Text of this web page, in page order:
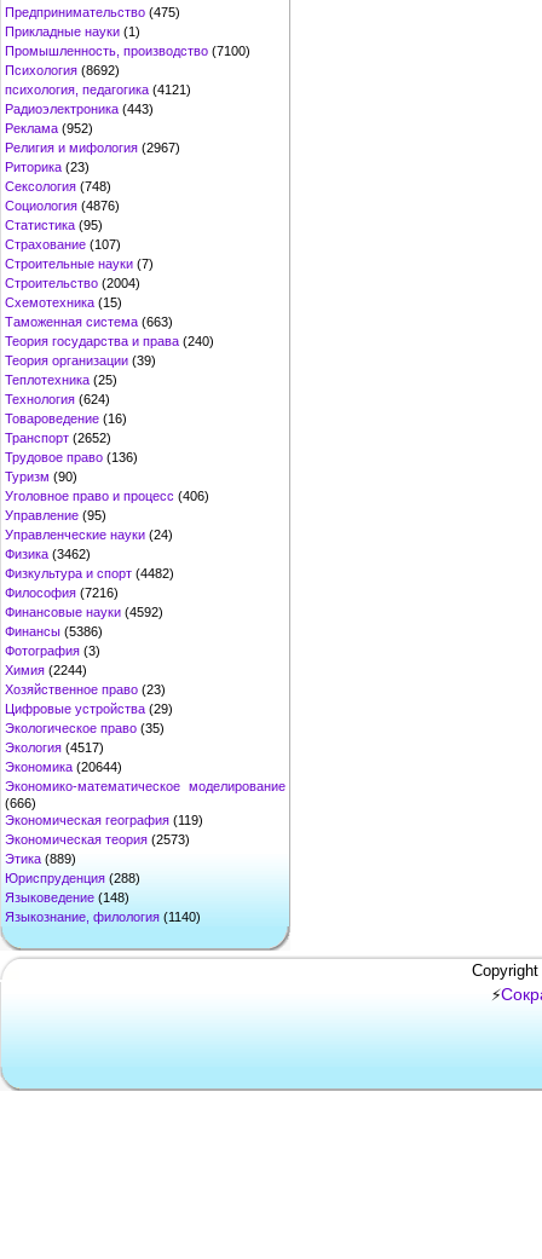
Предпринимательство (475)
Прикладные науки (1)
Промышленность, производство (7100)
Психология (8692)
психология, педагогика (4121)
Радиоэлектроника (443)
Реклама (952)
Религия и мифология (2967)
Риторика (23)
Сексология (748)
Социология (4876)
Статистика (95)
Страхование (107)
Строительные науки (7)
Строительство (2004)
Схемотехника (15)
Таможенная система (663)
Теория государства и права (240)
Теория организации (39)
Теплотехника (25)
Технология (624)
Товароведение (16)
Транспорт (2652)
Трудовое право (136)
Туризм (90)
Уголовное право и процесс (406)
Управление (95)
Управленческие науки (24)
Физика (3462)
Физкультура и спорт (4482)
Философия (7216)
Финансовые науки (4592)
Финансы (5386)
Фотография (3)
Химия (2244)
Хозяйственное право (23)
Цифровые устройства (29)
Экологическое право (35)
Экология (4517)
Экономика (20644)
Экономико-математическое моделирование
(666)
Экономическая география (119)
Экономическая теория (2573)
Этика (889)
Юриспруденция (288)
Языковедение (148)
Языкознание, филология (1140)
⚡